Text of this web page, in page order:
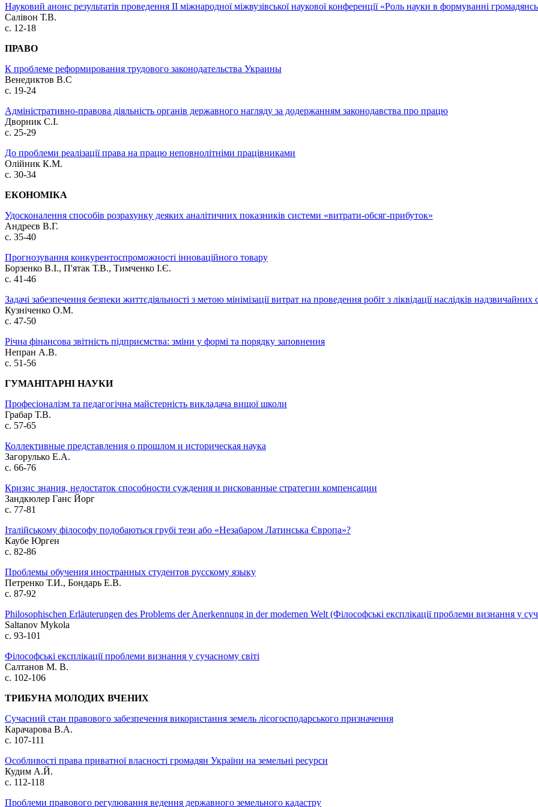
Науковий анонс результатів проведення II міжнародної міжвузівської наукової конференції «Роль науки в формуванні
Салівон Т.В.
с. 12-18
ПРАВО
К проблеме реформирования трудового законодательства Украины
Венедиктов В.С
с. 19-24
Адміністративно-правова діяльність органів державного нагляду за додержанням законодавства про працю
Дворник С.І.
с. 25-29
До проблеми реалізації права на працю неповнолітніми працівниками
Олійник К.М.
с. 30-34
ЕКОНОМІКА
Удосконалення способів розрахунку деяких аналітичних показників системи «витрати-обсяг-прибуток»
Андреєв В.Г.
с. 35-40
Прогнозування конкурентоспроможності інноваційного товару
Борзенко В.І., П'ятак Т.В., Тимченко І.Є.
с. 41-46
Задачі забезпечення безпеки життєдіяльності з метою мінімізації витрат на проведення робіт з ліквідації наслідків надзвичайних
Кузніченко О.М.
с. 47-50
Річна фінансова звітність підприємства: зміни у формі та порядку заповнення
Непран А.В.
с. 51-56
ГУМАНІТАРНІ НАУКИ
Професіоналізм та педагогічна майстерність викладача вищої школи
Грабар Т.В.
с. 57-65
Коллективные представления о прошлом и историческая наука
Загорулько Е.А.
с. 66-76
Кризис знания, недостаток способности суждения и рискованные стратегии компенсации
Зандкюлер Ганс Йорг
с. 77-81
Італійському філософу подобаються грубі тези або «Незабаром Латинська Європа»?
Каубе Юрген
с. 82-86
Проблемы обучения иностранных студентов русскому языку
Петренко Т.И., Бондарь Е.В.
с. 87-92
Philosophischen Erläuterungen des Problems der Anerkennung in der modernen Welt (Філософські експлікації проблеми визнання у
Saltanov Mykola
с. 93-101
Філософські експлікації проблеми визнання у сучасному світі
Салтанов М. В.
с. 102-106
ТРИБУНА МОЛОДИХ ВЧЕНИХ
Сучасний стан правового забезпечення використання земель лісогосподарського призначення
Карачарова В.А.
с. 107-111
Особливості права приватної власності громадян України на земельні ресурси
Кудим А.Й.
с. 112-118
Проблеми правового регулювання ведення державного земельного кадастру